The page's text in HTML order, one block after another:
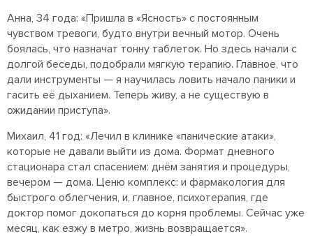
Анна, 34 года: «Пришла в «Ясность» с постоянным
чувством тревоги, будто внутри вечный мотор. Очень
боялась, что назначат тонну таблеток. Но здесь начали с
долгой беседы, подобрали мягкую терапию. Главное, что
дали инструменты — я научилась ловить начало паники и
гасить её дыханием. Теперь живу, а не существую в
ожидании приступа».
Михаил, 41 год: «Лечил в клинике «панические атаки»,
которые не давали выйти из дома. Формат дневного
стационара стал спасением: днём занятия и процедуры,
вечером — дома. Ценю комплекс: и фармакология для
быстрого облегчения, и, главное, психотерапия, где
доктор помог докопаться до корня проблемы. Сейчас уже
месяц, как езжу в метро, жизнь возвращается».